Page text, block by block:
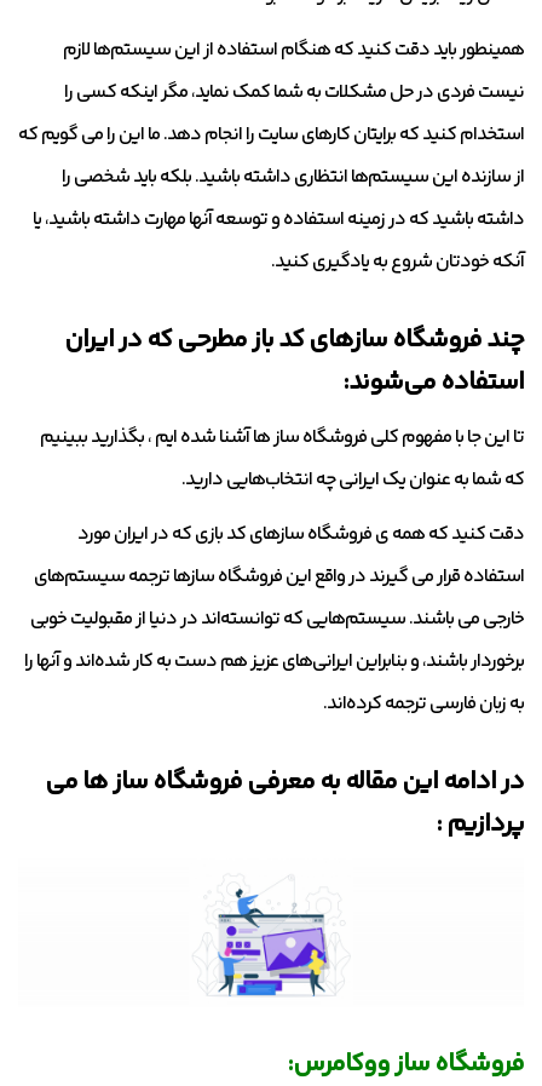
همینطور باید دقت کنید که هنگام استفاده از این سیستم‌ها لازم
نیست فردی در حل مشکلات به شما کمک نماید، مگر اینکه کسی را
استخدام کنید که برایتان کارهای سایت را انجام دهد. ما این را می گویم که
از سازنده این سیستم‌ها انتظاری داشته باشید. بلکه باید شخصی را
داشته باشید که در زمینه استفاده و توسعه آنها مهارت داشته باشید، یا
آنکه خودتان شروع به یادگیری کنید.
چند فروشگاه‌ ساز‌های کد باز مطرحی که در ایران
استفاده می‌شوند:
تا این جا با مفهوم کلی فروشگاه ساز ها آشنا شده ایم ، بگذارید ببینیم
که شما به عنوان یک ایرانی چه انتخاب‌‌هایی دارید.
دقت کنید که همه ی فروشگاه ‌سازهای کد بازی که در ایران مورد
استفاده قرار می گیرند در واقع این فروشگاه سازها ترجمه سیستم‌های
خارجی می باشند. سیستم‌هایی که توانسته‌اند در دنیا از مقبولیت خوبی
برخوردار باشند، و بنابراین ایرانی‌های عزیز هم دست به کار شده‌اند و آنها را
به زبان فارسی ترجمه کرده‌اند.
در ادامه این مقاله به معرفی فروشگاه ساز ها می
پردازیم :
فروشگاه‌ ساز ووکامرس: